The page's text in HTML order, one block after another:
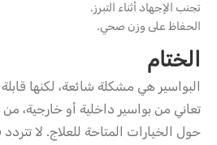
تجنب الإجهاد أثناء التبرز.
الحفاظ على وزن صحي.
الختام
البواسير هي مشكلة شائعة، لكنها
تعاني من بواسير داخلية أو خارجية،
حول الخيارات المتاحة للعلاج. لا